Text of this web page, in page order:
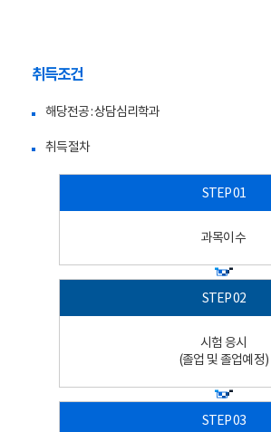
취득조건
해당전공 : 상담심리학과
취득절차
과목이수
시험 응시
(졸업 및 졸업예정)